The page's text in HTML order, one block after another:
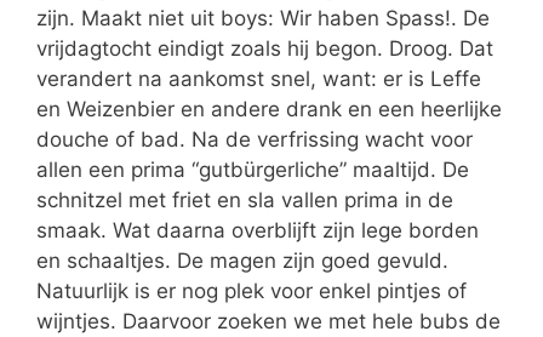
zijn. Maakt niet uit boys: Wir haben Spass!. De
vrijdagtocht eindigt zoals hij begon. Droog. Dat
verandert na aankomst snel, want: er is Leffe
en Weizenbier en andere drank en een heerlijke
douche of bad. Na de verfrissing wacht voor
allen een prima “gutbürgerliche” maaltijd. De
schnitzel met friet en sla vallen prima in de
smaak. Wat daarna overblijft zijn lege borden
en schaaltjes. De magen zijn goed gevuld.
Natuurlijk is er nog plek voor enkel pintjes of
wijntjes. Daarvoor zoeken we met hele bubs de